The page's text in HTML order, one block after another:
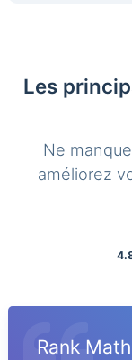
Les
Ne
améliorez
Rank